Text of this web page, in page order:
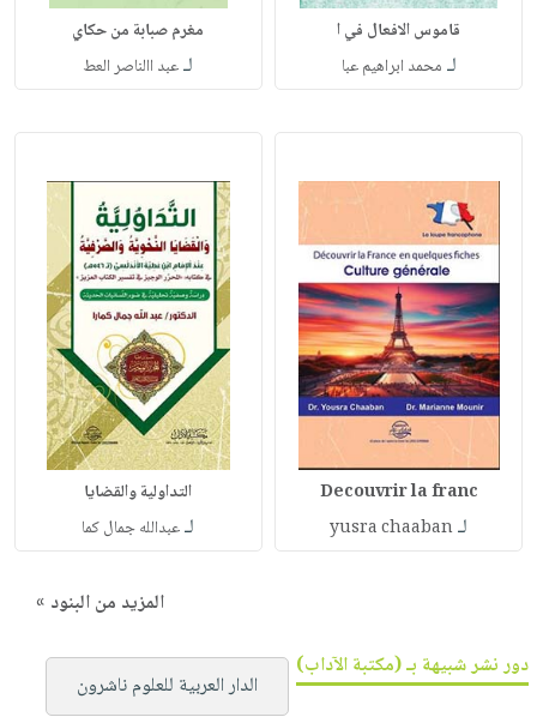
قاموس الافعال في ا
لـ محمد ابراهيم عبا
مغرم صبابة من حكاي
لـعبد االناصر العط
Decouvrir la franc
لـyusra chaaban
التداولية والقضايا
لـعبدالله جمال كما
المزيد من البنود »
دور نشر شبيهة بـ (مكتبة الآداب)
الدار العربية للعلوم ناشرون